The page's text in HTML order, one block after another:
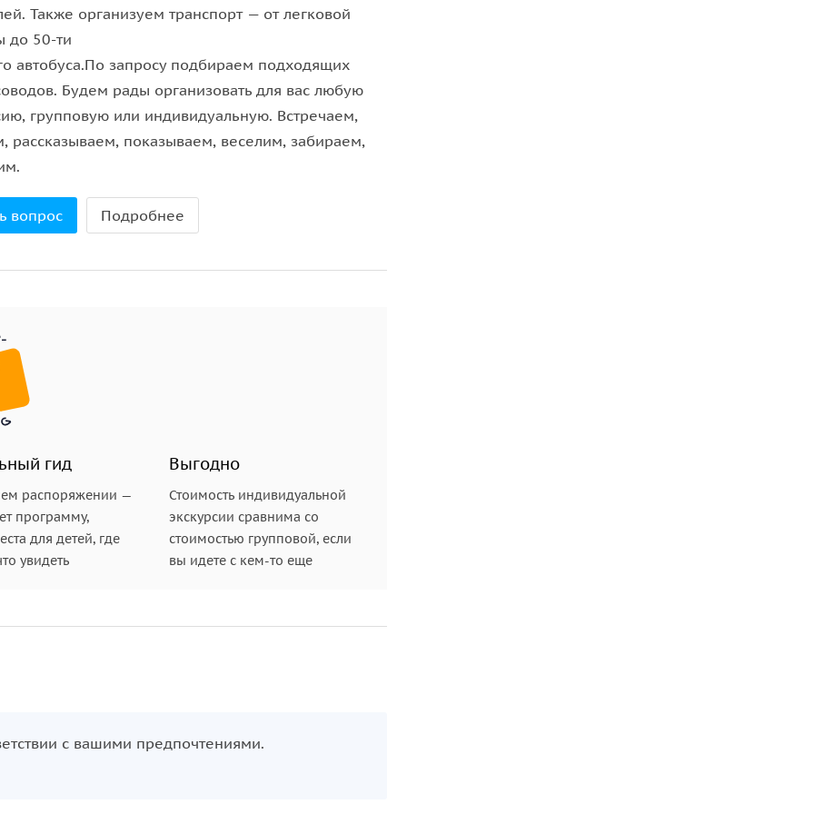
базар Шарма
Оно врезано прямо в скалу и похоже на цветную
программы. Раньше здесь была
квартал курорта. Контраст, который отрезвляет.
Шейха.
— тихая, но важная точка. Здесь экскурсия
Также организуем транспорт — от легковой
до 50-ти
автобуса.По запросу подбираем подходящих
Будем рады организовать для вас любую
групповую или индивидуальную. Встречаем,
рассказываем, показываем, веселим, забираем,
вопрос Подробнее
гид
распоряжении —
программу,
для детей, где
увидеть
Выгодно
Стоимость индивидуальной
экскурсии сравнима со
стоимостью групповой, если
вы идете с кем-то еще
с вашими предпочтениями.